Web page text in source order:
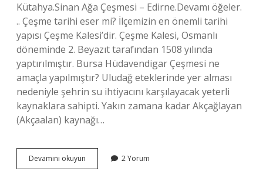
Kütahya.Sinan Ağa Çeşmesi – Edirne.Devamı öğeler.
.. Çeşme tarihi eser mi? İlçemizin en önemli tarihi
yapısı Çeşme Kalesi’dir. Çeşme Kalesi, Osmanlı
döneminde 2. Beyazıt tarafından 1508 yılında
yaptırılmıştır. Bursa Hüdavendigar Çeşmesi ne
amaçla yapılmıştır? Uludağ eteklerinde yer alması
nedeniyle şehrin su ihtiyacını karşılayacak yeterli
kaynaklara sahipti. Yakın zamana kadar Akçağlayan
(Akçaalan) kaynağı…
Devamını okuyun Bursada
Tarihi
2 Yorum